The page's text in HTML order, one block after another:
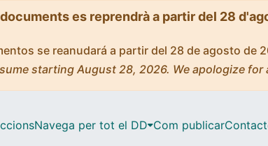
es reprendrà a partir del 28
se reanudará a partir del 28 de agosto de
starting August 28, 2026. We apologize for
Navega per tot el DD Com publicar